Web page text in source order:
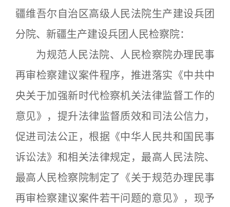
疆维吾尔自治区高级人民法院生产建设兵团
分院、新疆生产建设兵团人民检察院：
为规范人民法院、人民检察院办理民事
再审检察建议案件程序，推进落实《中共中
央关于加强新时代检察机关法律监督工作的
意见》，提升法律监督质效和司法公信力，
促进司法公正，根据《中华人民共和国民事
诉讼法》和相关法律规定，最高人民法院、
最高人民检察院制定了《关于规范办理民事
再审检察建议案件若干问题的意见》，现予